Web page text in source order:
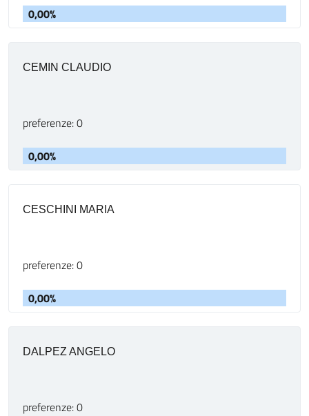
0,00%
CEMIN CLAUDIO
preferenze: 0
0,00%
CESCHINI MARIA
preferenze: 0
0,00%
DALPEZ ANGELO
preferenze: 0